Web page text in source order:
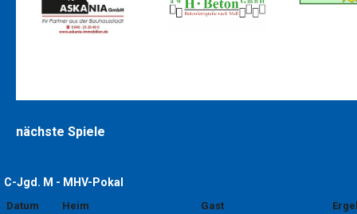
nächste Spiele
C-Jgd. M - MHV-Pokal
Datum Heim Gast